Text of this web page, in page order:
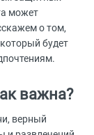
может
о том,
будет
важна?
верный